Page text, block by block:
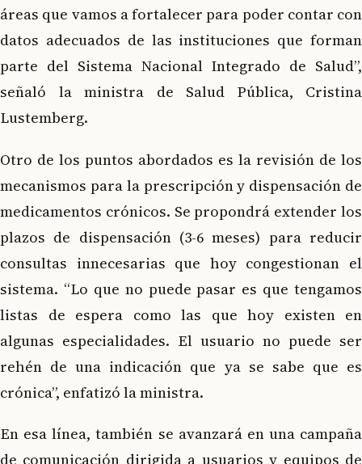
áreas que vamos a fortalecer para poder contar con
datos adecuados de las instituciones que forman
parte del Sistema Nacional Integrado de Salud”,
señaló la ministra de Salud Pública, Cristina
Lustemberg.
Otro de los puntos abordados es la revisión de los
mecanismos para la prescripción y dispensación de
medicamentos crónicos. Se propondrá extender los
plazos de dispensación (3-6 meses) para reducir
consultas innecesarias que hoy congestionan el
sistema. “Lo que no puede pasar es que tengamos
listas de espera como las que hoy existen en
algunas especialidades. El usuario no puede ser
rehén de una indicación que ya se sabe que es
crónica”, enfatizó la ministra.
En esa línea, también se avanzará en una campaña
de comunicación dirigida a usuarios y equipos de